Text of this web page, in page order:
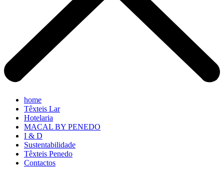
home
Têxteis Lar
Hotelaria
MACAL BY PENEDO
I & D
Sustentabilidade
Têxteis Penedo
Contactos